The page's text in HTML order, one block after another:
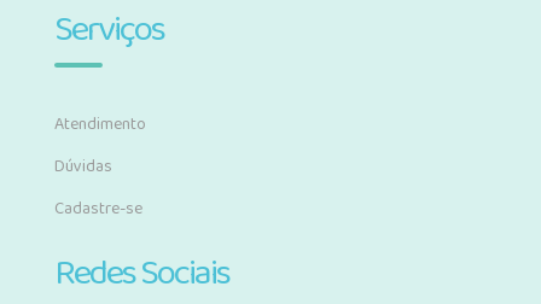
Serviços
Atendimento
Dúvidas
Cadastre-se
Redes Sociais